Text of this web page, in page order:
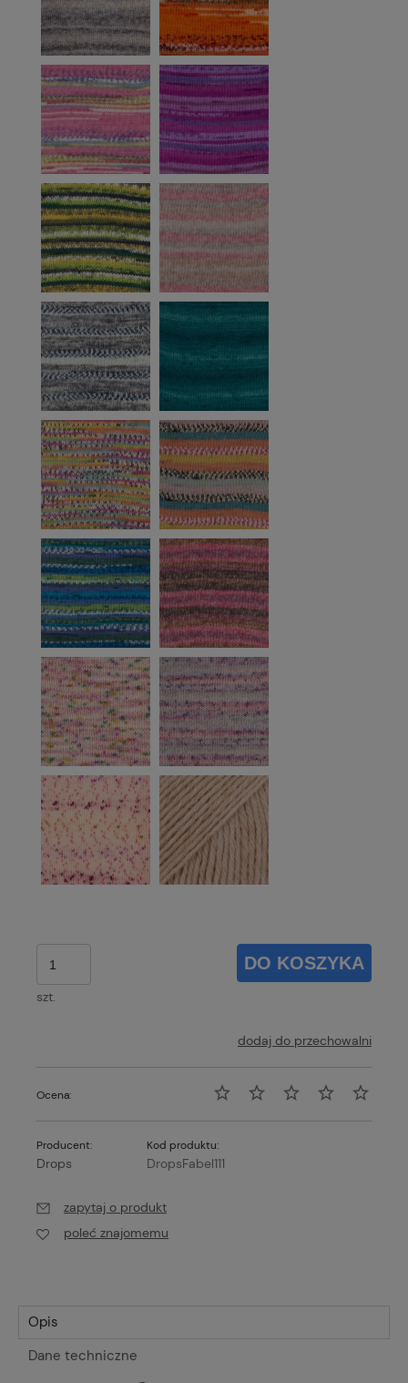
szt.
DO KOSZYKA
dodaj do przechowalni
Ocena:
Producent:
Drops
Kod produktu:
DropsFabel111
zapytaj o produkt
poleć znajomemu
Opis
Dane techniczne